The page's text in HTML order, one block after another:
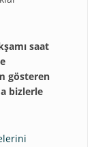
saat
gösteren
bizlerle